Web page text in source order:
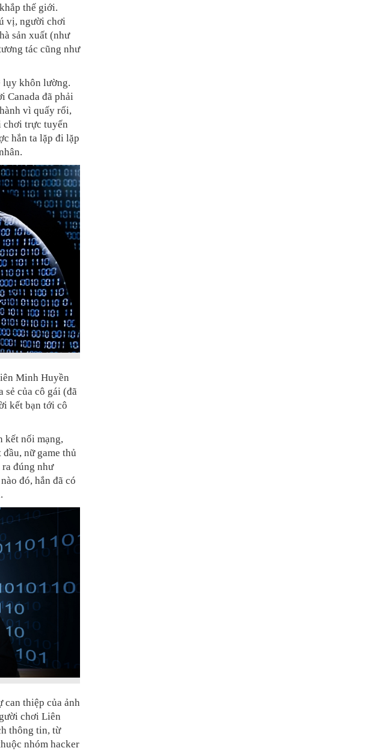
thế giới.
vị, người chơi
sản xuất (như
tác cũng như
lụy khôn lường.
Canada đã phải
vì quấy rối,
chơi trực tuyến
hắn ta lặp đi lặp
Minh Huyền
sẻ của cô gái (đã
kết bạn tới cô
kết nối mạng,
nữ game thủ
đúng như
đó, hắn đã có
can thiệp của ảnh
chơi Liên
thông tin, từ
nhóm hacker